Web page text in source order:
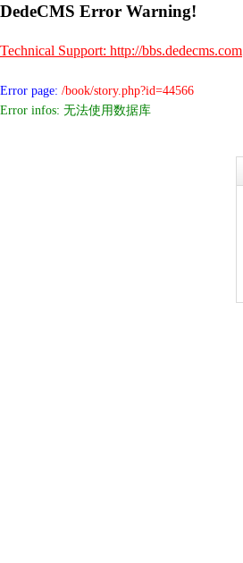
DedeCMS Error Warning!
Technical Support: http://bbs.dedecms.com
Error page: /book/story.php?id=44566
Error infos: 无法使用数据库